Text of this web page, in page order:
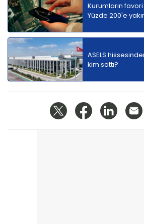
Kurumların
Yüzde 200'e
ASELS
kim sattı?